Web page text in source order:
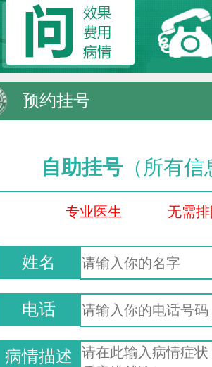
预约挂号
自助挂号 （所有
专业医生 无需排
姓名
电话
病情描述